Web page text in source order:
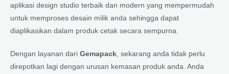
aplikasi design studio terbaik dan modern yang mempermudah
untuk memproses desain milik anda sehingga dapat
diaplikasikan dalam produk cetak secara sempurna.
Dengan layanan dari Gemapack , sekarang anda tidak perlu
direpotkan lagi dengan urusan kemasan produk anda. Anda